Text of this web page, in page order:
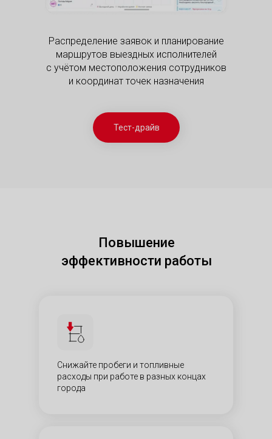
Распределение заявок и планирование
маршрутов выездных исполнителей
с учётом местоположения сотрудников
и координат точек назначения​
Тест-драйв
Снижайте пробеги и топливные
расходы при работе в разных концах
города​
Повышение
эффективности работы